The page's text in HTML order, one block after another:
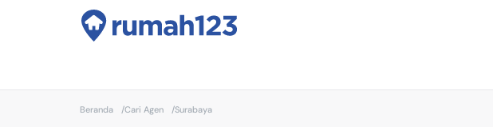
Beranda /Cari Agen /Surabaya